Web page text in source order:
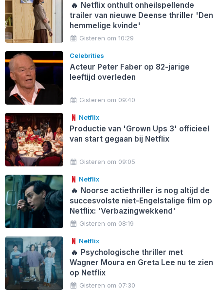
🔥 Netflix onthult onheilspellende
trailer van nieuwe Deense thriller 'Den
hemmelige kvinde'
Gisteren om 10:29
Celebrities
Acteur Peter Faber op 82-jarige
leeftijd overleden
Gisteren om 09:40
Netflix
Productie van 'Grown Ups 3' officieel
van start gegaan bij Netflix
Gisteren om 09:05
Netflix
🔥 Noorse actiethriller is nog altijd de
succesvolste niet-Engelstalige film op
Netflix: 'Verbazingwekkend'
Gisteren om 08:19
Netflix
🔥 Psychologische thriller met
Wagner Moura en Greta Lee nu te zien
op Netflix
Gisteren om 07:30